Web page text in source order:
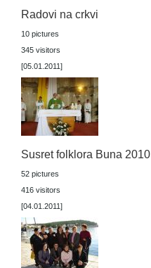
Radovi na crkvi
10 pictures
345 visitors
[05.01.2011]
Susret folklora Buna 2010
52 pictures
416 visitors
[04.01.2011]